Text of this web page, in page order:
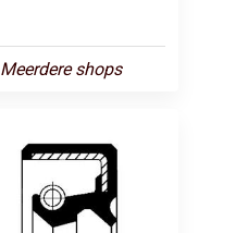
Meerdere shops